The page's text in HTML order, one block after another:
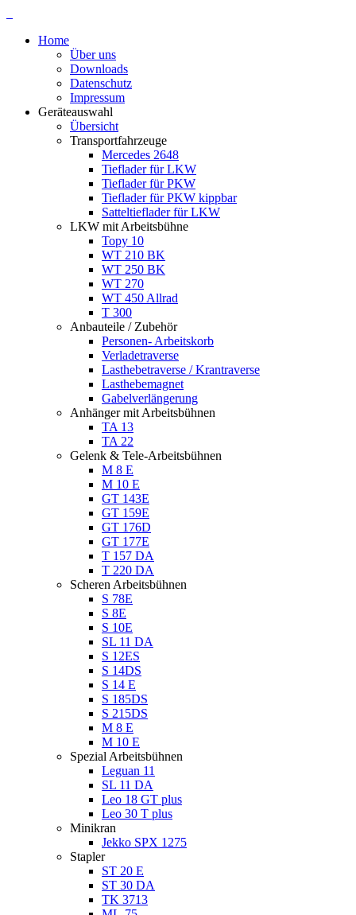
Home
Über uns
Downloads
Datenschutz
Impressum
Geräteauswahl
Übersicht
Transportfahrzeuge
Mercedes 2648
Tieflader für LKW
Tieflader für PKW
Tieflader für PKW kippbar
Satteltieflader für LKW
LKW mit Arbeitsbühne
Topy 10
WT 210 BK
WT 250 BK
WT 270
WT 450 Allrad
T 300
Anbauteile / Zubehör
Personen- Arbeitskorb
Verladetraverse
Lasthebetraverse / Krantraverse
Lasthebemagnet
Gabelverlängerung
Anhänger mit Arbeitsbühnen
TA 13
TA 22
Gelenk & Tele-Arbeitsbühnen
M 8 E
M 10 E
GT 143E
GT 159E
GT 176D
GT 177E
T 157 DA
T 220 DA
Scheren Arbeitsbühnen
S 78E
S 8E
S 10E
SL 11 DA
S 12ES
S 14DS
S 14 E
S 185DS
S 215DS
M 8 E
M 10 E
Spezial Arbeitsbühnen
Leguan 11
SL 11 DA
Leo 18 GT plus
Leo 30 T plus
Minikran
Jekko SPX 1275
Stapler
ST 20 E
ST 30 DA
TK 3713